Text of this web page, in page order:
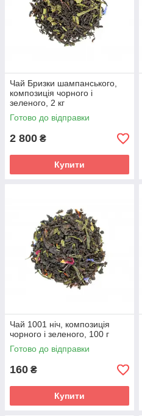
Чай Бризки шампанського,
композиція чорного і
зеленого, 2 кг
Готово до відправки
2 800 ₴
Купити
Чай 1001 ніч, композиція
чорного і зеленого, 100 г
Готово до відправки
160 ₴
Купити